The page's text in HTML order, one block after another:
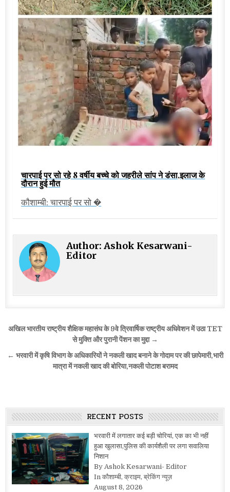
चारपाई पर सो रहे 8 वर्षीय बच्चे को जहरीले सांप ने डंसा,इलाज के
दौरान हुई मौत
कौशाम्बी: चारपाई पर सो �
Author:Ashok Kesarwani-
Editor
Post
navigation
अखिल भारतीय राष्ट्रीय शैक्षिक महासंघ के 9वे त्रिवार्षिक राष्ट्रीय अधिवेशन में उठा TET
से मुक्ति और पुरानी पेंशन का मुद्दा →
← भरवारी में कृषि विभाग के अधिकारियों ने नकली खाद बनाने के गोदाम पर की छापेमारी,भारी
मात्रा में नकली खाद की बोरिया,नकली पोटाश बरामद
RECENT POSTS
भरवारी में लगातार कई बड़ी चोरियां, एक का भी नहीं
हुआ खुलासा,पुलिस की कार्यशैली पर लगा सवालिया
निशान
By Ashok Kesarwani- Editor
In कौशाम्बी, क्राइम, ब्रेकिंग न्यूज़
August 8, 2026